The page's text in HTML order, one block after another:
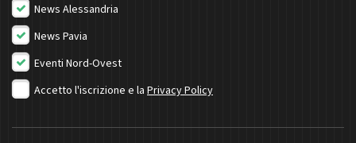
News Alessandria
News Pavia
Eventi Nord-Ovest
Accetto l'iscrizione e la Privacy Policy